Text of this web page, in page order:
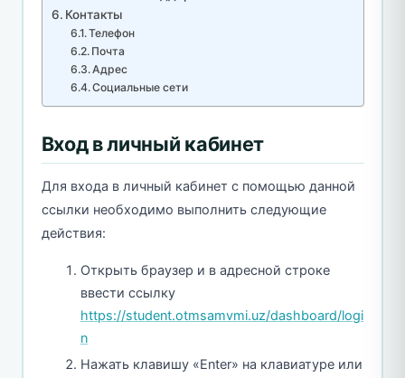
Контакты
Телефон
Почта
Адрес
Социальные сети
Вход в личный кабинет
Для входа в личный кабинет с помощью данной
ссылки необходимо выполнить следующие
действия:
Открыть браузер и в адресной строке
ввести ссылку
https://student.otmsamvmi.uz/dashboard/logi
n
Нажать клавишу «Enter» на клавиатуре или